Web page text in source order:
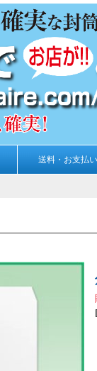
送料・お支払